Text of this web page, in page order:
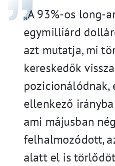
„A 93%-os long-
egymilliárd
azt mutatja, mi
kereskedők
pozicionálódnak,
ellenkező
ami májusban
felhalmozódott,
alatt el is